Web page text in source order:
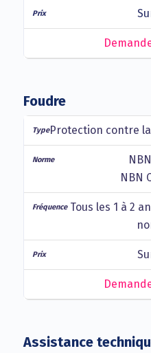
Foudre
Protection contre
NBN
Tous les 1 à 2
Assistance